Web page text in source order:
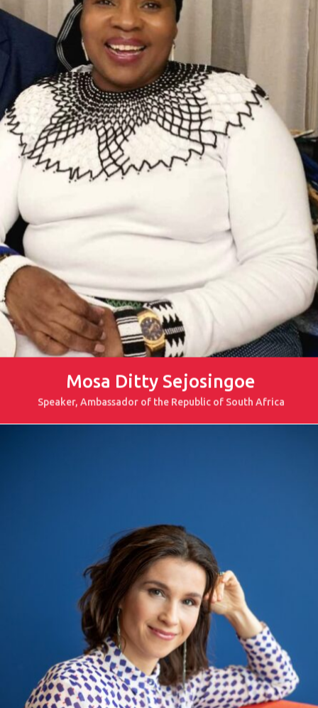
Mosa Ditty Sejosingoe
Speaker, Ambassador of the Republic of South Africa
Aktuality
Partneři
Vstupenky